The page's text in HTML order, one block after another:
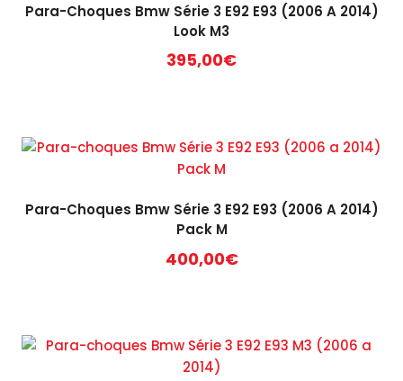
Para-Choques Bmw Série 3 E92 E93 (2006 A 2014)
Look M3
395,00€
Para-Choques Bmw Série 3 E92 E93 (2006 A 2014)
Pack M
400,00€